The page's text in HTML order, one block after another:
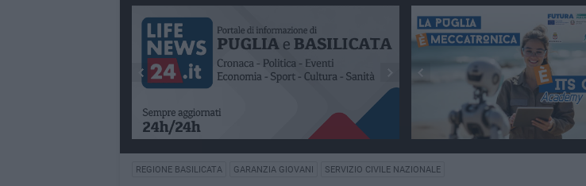
REGIONE BASILICATA GARANZIA GIOVANI SERVIZIO CIVILE NAZIONALE